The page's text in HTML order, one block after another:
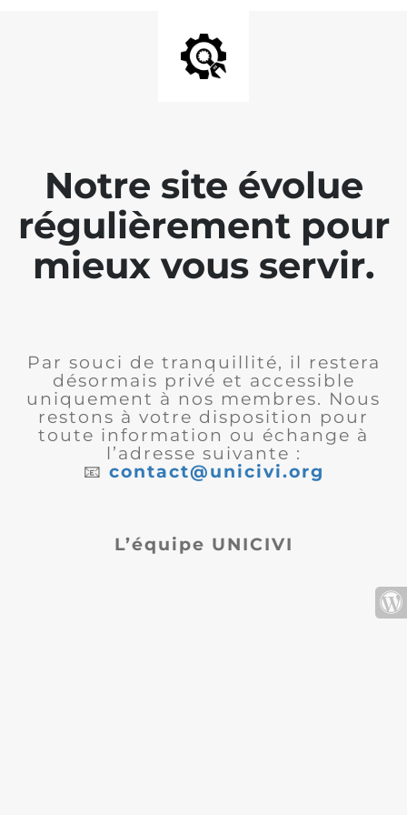
Notre site évolue
régulièrement pour
mieux vous servir.
Par souci de tranquillité, il restera
désormais privé et accessible
uniquement à nos membres. Nous
restons à votre disposition pour
toute information ou échange à
l’adresse suivante :
📧 contact@unicivi.org
L’équipe UNICIVI